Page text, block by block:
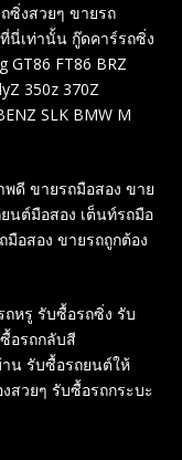
ซิ่งสวยๆ ขายรถ
นี่เท่านั้น กู๊ดคาร์รถซิ่ง
GT86 FT86 BRZ
350z 370Z
SLK BMW M
ดี ขายรถมือสอง ขาย
นต์มือสอง เต็นท์รถมือ
อสอง ขายรถถูกต้อง
หรู รับซื้อรถซิ่ง รับ
อรถกลับสี
น รับซื้อรถยนต์ให้
สวยๆ รับซื้อรถกระบะ